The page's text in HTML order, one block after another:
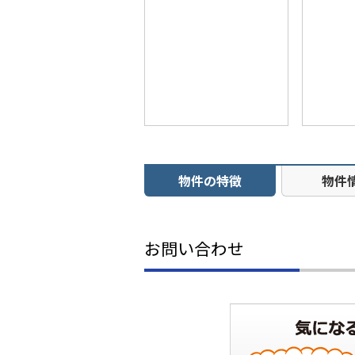
物件の特徴 物件
お問い合わせ